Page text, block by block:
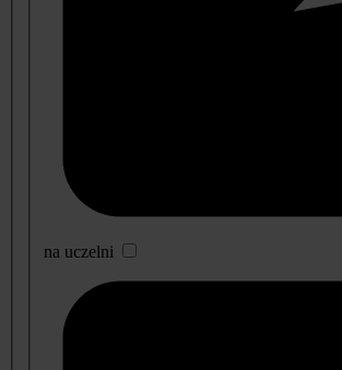
na uczelni